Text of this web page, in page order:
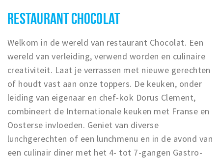
RESTAURANT CHOCOLAT
Welkom in de wereld van restaurant Chocolat. Een
wereld van verleiding, verwend worden en culinaire
creativiteit. Laat je verrassen met nieuwe gerechten
of houdt vast aan onze toppers. De keuken, onder
leiding van eigenaar en chef-kok Dorus Clement,
combineert de Internationale keuken met Franse en
Oosterse invloeden. Geniet van diverse
lunchgerechten of een lunchmenu en in de avond van
een culinair diner met het 4- tot 7-gangen Gastro-